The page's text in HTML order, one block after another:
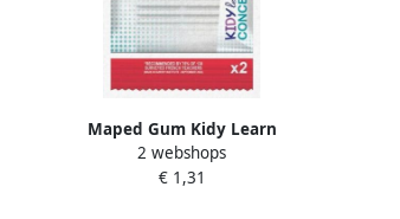
Maped Gum Kidy Learn
Concentration set Ã 2 stuks wit
2 webshops
€ 1,31